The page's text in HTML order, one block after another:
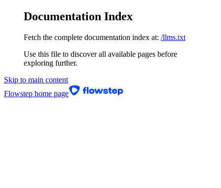
Documentation Index
Fetch the complete documentation index at: /llms.txt
Use this file to discover all available pages before
exploring further.
Skip to main content
Flowstep home page